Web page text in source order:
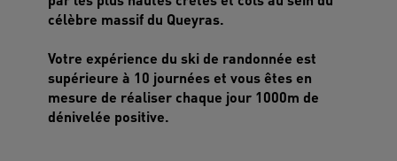
célèbre massif du Queyras.
Votre expérience du ski de randonnée est
supérieure à 10 journées et vous êtes en
mesure de réaliser chaque jour 1000m de
dénivelée positive.